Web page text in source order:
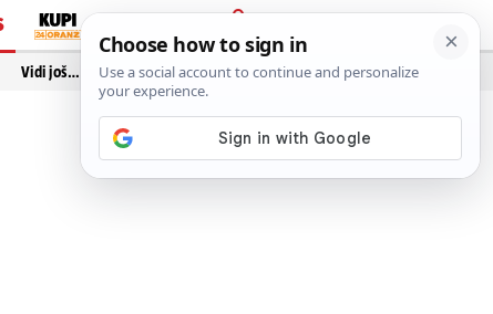
PRIJAVA
Vidi još…